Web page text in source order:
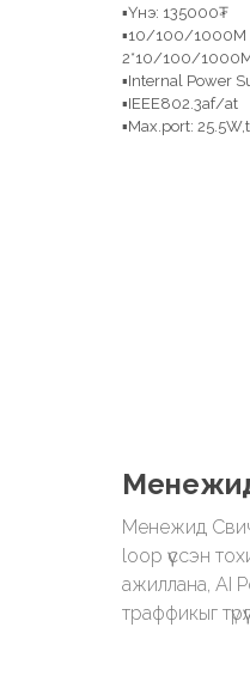
▪Үнэ: 135000₮
▪10/100/1000M
2*10/100/1000M
▪Internal Power
▪IEEE802.3af/at
▪Max.port:
Менежид Свич
loop үүссэн
ажиллана, AI
траффикыг